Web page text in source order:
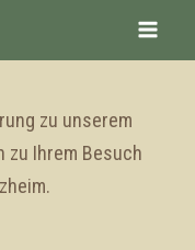
zu unserem
zu Ihrem Besuch